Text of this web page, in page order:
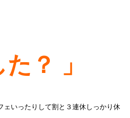
？ 」
ェいったりして割と３連休しっかり休